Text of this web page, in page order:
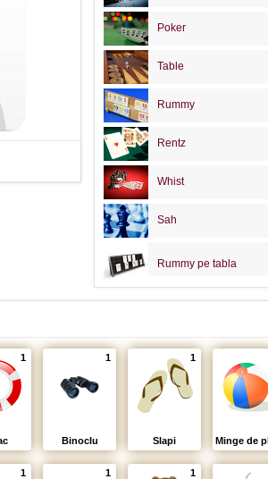
Poker
Table
Rummy
Rentz
Whist
Sah
Rummy pe tabla
1 1
Binoclu
1
Slapi Minge de
1 1 1